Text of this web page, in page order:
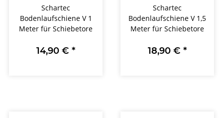
Schartec
Bodenlaufschiene V 1
Meter für Schiebetore
14,90 € *
Schartec
Bodenlaufschiene V 1,5
Meter für Schiebetore
18,90 € *